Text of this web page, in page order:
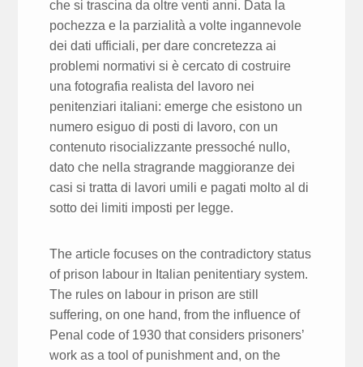
che si trascina da oltre venti anni. Data la
pochezza e la parzialità a volte ingannevole
dei dati ufficiali, per dare concretezza ai
problemi normativi si è cercato di costruire
una fotografia realista del lavoro nei
penitenziari italiani: emerge che esistono un
numero esiguo di posti di lavoro, con un
contenuto risocializzante pressoché nullo,
dato che nella stragrande maggioranze dei
casi si tratta di lavori umili e pagati molto al di
sotto dei limiti imposti per legge.
The article focuses on the contradictory status
of prison labour in Italian penitentiary system.
The rules on labour in prison are still
suffering, on one hand, from the influence of
Penal code of 1930 that considers prisoners’
work as a tool of punishment and, on the